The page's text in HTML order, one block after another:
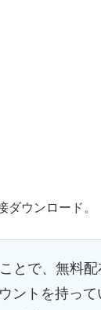
ダウンロード。
とで、無料
ントを持って